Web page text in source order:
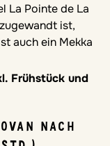
La Pointe de La
ist,
auch ein Mekka
Frühstück und
NACH